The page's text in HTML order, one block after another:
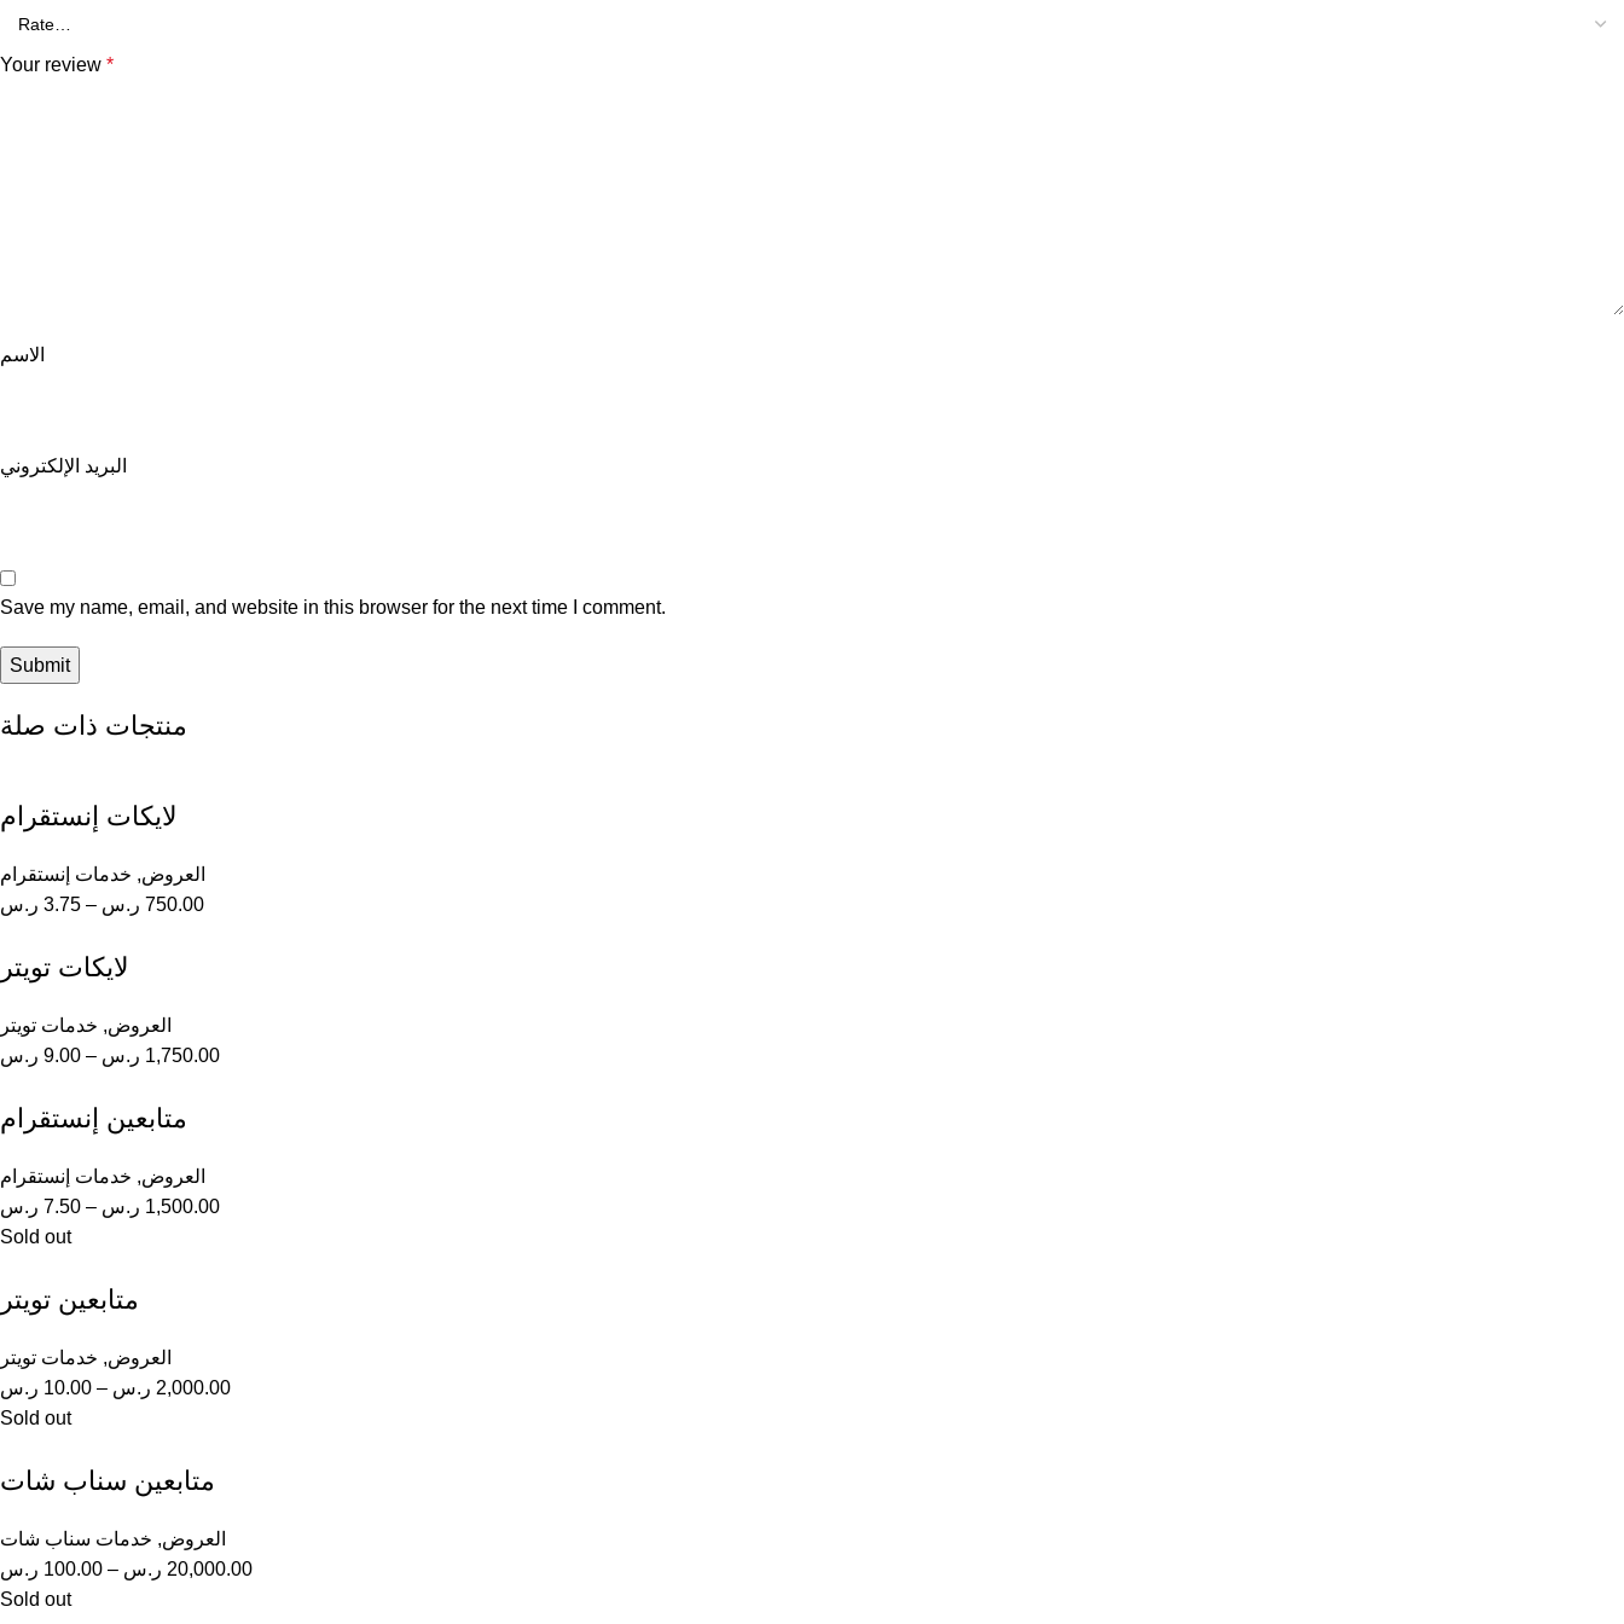
Your review *
الاسم
البريد الإلكتروني
Save my name, email, and website in this browser for the next time I comment.
منتجات ذات صلة
لايكات إنستقرام
العروض, خدمات إنستقرام
3.75 ر.س – 750.00 ر.س
لايكات تويتر
العروض, خدمات تويتر
9.00 ر.س – 1,750.00 ر.س
متابعين إنستقرام
العروض, خدمات إنستقرام
7.50 ر.س – 1,500.00 ر.س
Sold out
متابعين تويتر
العروض, خدمات تويتر
10.00 ر.س – 2,000.00 ر.س
Sold out
متابعين سناب شات
العروض, خدمات سناب شات
100.00 ر.س – 20,000.00 ر.س
Sold out